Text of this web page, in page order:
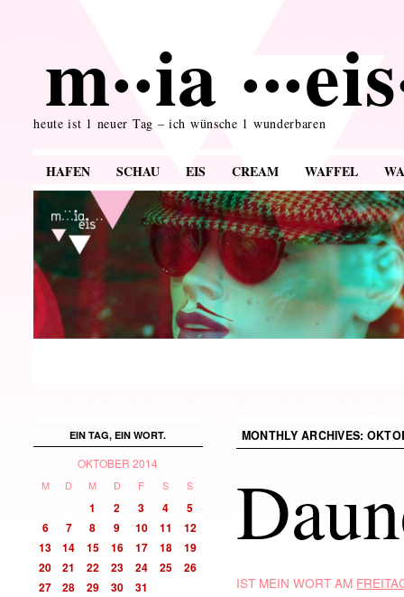
m··ia
heute ist 1 neuer Tag – ich wünsche 1 wunderbaren
HAFEN SCHAU EIS CREAM WAFFEL
MONTHLY ARCHIVES:
IST MEIN WORT AM
EIN TAG, EIN WORT.
OKTOBER 2014
M D M D F S S
1 2 3 4
5
6
7 8 9 10 11
12
13
14 15 16 17 18
19
20
21 22 23 24 25
26
27
28 29 30 31